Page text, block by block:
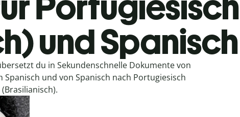
und Spanisch
du in Sekundenschnelle Dokumente von
Spanisch und von Spanisch nach Portugiesisch
(Brasilianisch).